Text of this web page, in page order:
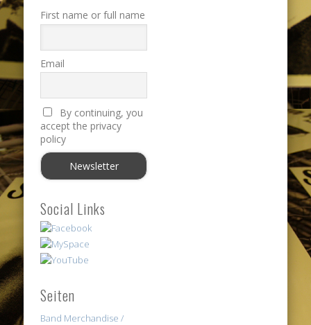
First name or full name
Email
By continuing, you
accept the privacy
policy
Social Links
Seiten
Band Merchandise /